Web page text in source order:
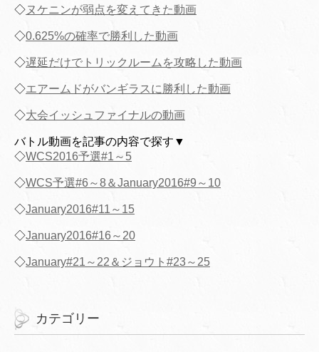
◇ヌケニンが弱点を変えてきた動画
◇0.625%の確率で勝利した動画
◇遅延だけでトリックルームを攻略した動画
◇エアームドがバンギラスに勝利した動画
◇大会イッシュファイナルの動画
バトル動画を記事の内容で探す▼
◇WCS2016予選#1～5
◇WCS予選#6～8＆January2016#9～10
◇January2016#11～15
◇January2016#16～20
◇January#21～22＆ジョウト#23～25
カテゴリー